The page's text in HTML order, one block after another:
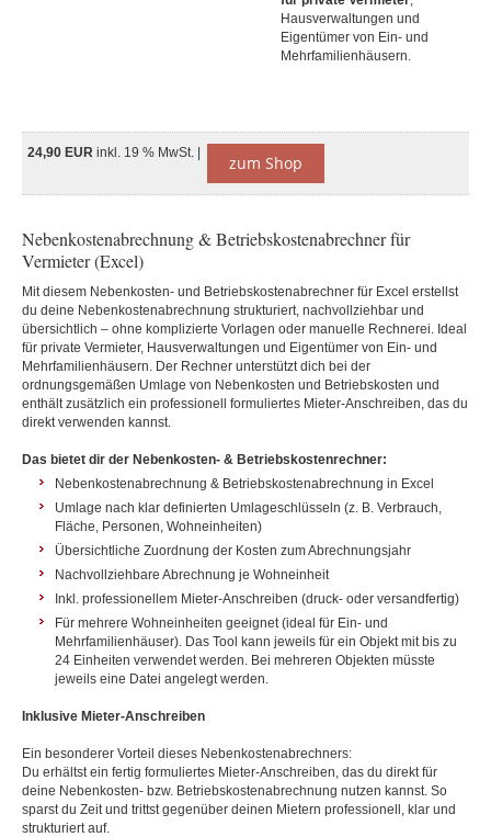
Hausverwaltungen und
Eigentümer von Ein- und
Mehrfamilienhäusern.
24,90 EUR inkl. 19 % MwSt. | zum Shop
Nebenkostenabrechnung & Betriebskostenabrechner für
Vermieter (Excel)
Mit diesem Nebenkosten- und Betriebskostenabrechner für Excel erstellst
du deine Nebenkostenabrechnung strukturiert, nachvollziehbar und
übersichtlich – ohne komplizierte Vorlagen oder manuelle Rechnerei. Ideal
für private Vermieter, Hausverwaltungen und Eigentümer von Ein- und
Mehrfamilienhäusern. Der Rechner unterstützt dich bei der
ordnungsgemäßen Umlage von Nebenkosten und Betriebskosten und
enthält zusätzlich ein professionell formuliertes Mieter-Anschreiben, das du
direkt verwenden kannst.
Das bietet dir der Nebenkosten- & Betriebskostenrechner:
Nebenkostenabrechnung & Betriebskostenabrechnung in Excel
Umlage nach klar definierten Umlageschlüsseln (z. B. Verbrauch,
Fläche, Personen, Wohneinheiten)
Übersichtliche Zuordnung der Kosten zum Abrechnungsjahr
Nachvollziehbare Abrechnung je Wohneinheit
Inkl. professionellem Mieter-Anschreiben (druck- oder versandfertig)
Für mehrere Wohneinheiten geeignet (ideal für Ein- und
Mehrfamilienhäuser). Das Tool kann jeweils für ein Objekt mit bis zu
24 Einheiten verwendet werden. Bei mehreren Objekten müsste
jeweils eine Datei angelegt werden.
Inklusive Mieter-Anschreiben
Ein besonderer Vorteil dieses Nebenkostenabrechners:
Du erhältst ein fertig formuliertes Mieter-Anschreiben, das du direkt für
deine Nebenkosten- bzw. Betriebskostenabrechnung nutzen kannst. So
sparst du Zeit und trittst gegenüber deinen Mietern professionell, klar und
strukturiert auf.